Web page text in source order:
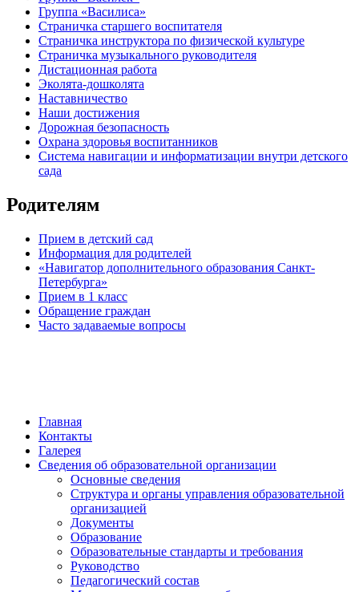
Группа «Василиса»
Страничка старшего воспитателя
Страничка инструктора по физической культуре
Страничка музыкального руководителя
Дистационная работа
Эколята-дошколята
Наставничество
Наши достижения
Дорожная безопасность
Охрана здоровья воспитанников
Система навигации и информатизации внутри детского
сада
Родителям
Прием в детский сад
Информация для родителей
«Навигатор дополнительного образования Санкт-
Петербурга»
Прием в 1 класс
Обращение граждан
Часто задаваемые вопросы
Главная
Контакты
Галерея
Сведения об образовательной организации
Основные сведения
Структура и органы управления образовательной
организацией
Документы
Образование
Образовательные стандарты и требования
Руководство
Педагогический состав